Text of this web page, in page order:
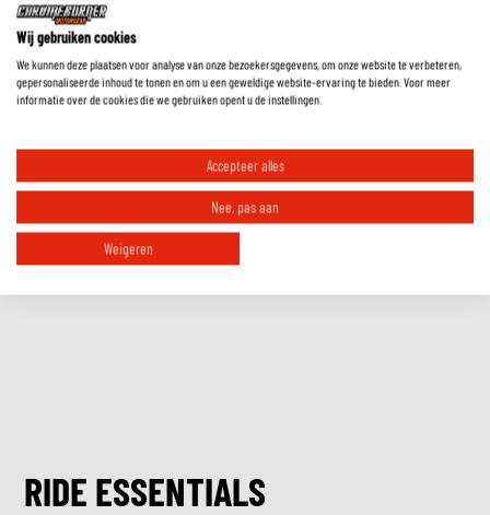
Moet ik handschoenen met een lange schacht in of over de mouw dragen?
Waarom zijn er (bijna) geen 4-seizoenen handschoenen?
RIDE ESSENTIALS
Wij gebruiken cookies
We kunnen deze plaatsen voor analyse van onze bezoekersgegevens, om onze website te verbeteren,
gepersonaliseerde inhoud te tonen en om u een geweldige website-ervaring te bieden. Voor meer
informatie over de cookies die we gebruiken opent u de instellingen.
Accepteer alles
Nee, pas aan
Weigeren